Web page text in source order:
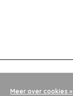
Meer over cookies »